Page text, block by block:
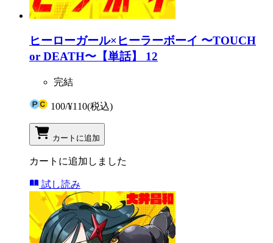
ヒーローガール×ヒーラーボーイ 〜TOUCH
or DEATH〜【単話】 12
完結
100/¥110(税込)
カートに追加
カートに追加しました
試し読み